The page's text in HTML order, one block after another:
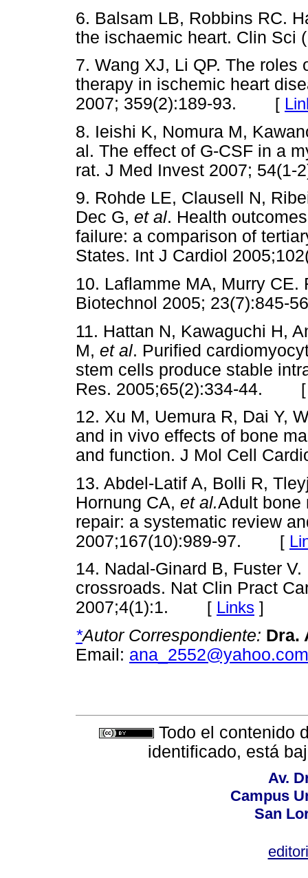
6. Balsam LB, Robbins RC.
the ischaemic heart. Clin Sci
7. Wang XJ, Li QP. The
therapy in ischemic heart
2007; 359(2):189-93. [
8. Ieishi K, Nomura M,
al. The effect of G-CSF in a
rat. J Med Invest 2007; 54(1-
9. Rohde LE, Clausell N,
Dec G, et al. Health
failure: a comparison of
States. Int J Cardiol
10. Laflamme MA, Murry CE.
Biotechnol 2005; 23(7):845-
11. Hattan N, Kawaguchi H,
M, et al. Purified
stem cells produce stable
Res. 2005;65(2):334-44.
12. Xu M, Uemura R, Dai Y,
and in vivo effects of bone
and function. J Mol Cell
13. Abdel-Latif A, Bolli R,
Hornung CA, et al.Adult bone
repair: a systematic review
2007;167(10):989-97. [
14. Nadal-Ginard B, Fuster
crossroads. Nat Clin Pract
2007;4(1):1. [ Links ]
*Autor Correspondiente: Dra.
Email: ana_2552@yahoo.com
Todo el contenido
identificado, está
Av.
Campus
San